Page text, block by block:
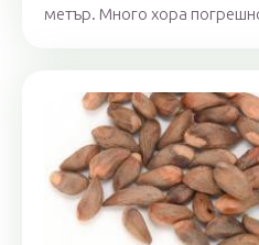
метър. Много хора